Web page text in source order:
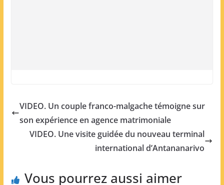
VIDEO. Un couple franco-malgache témoigne sur
son expérience en agence matrimoniale
VIDEO. Une visite guidée du nouveau terminal
international d’Antananarivo
Vous pourrez aussi aimer